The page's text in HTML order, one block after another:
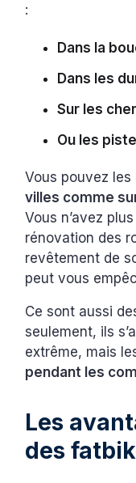
:
Dans la
Dans les
Sur les
Ou les
Vous pouvez les
villes comme
Vous n’avez
rénovation des
revêtement de
peut vous
Ce sont aussi
seulement, ils
extrême, mais
pendant les
Les
des